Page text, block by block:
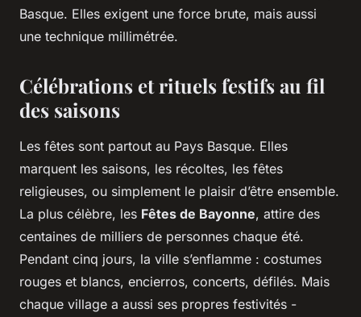
Basque. Elles exigent une force brute, mais aussi
une technique millimétrée.
Célébrations et rituels festifs au fil
des saisons
Les fêtes sont partout au Pays Basque. Elles
marquent les saisons, les récoltes, les fêtes
religieuses, ou simplement le plaisir d’être ensemble.
La plus célèbre, les Fêtes de Bayonne, attire des
centaines de milliers de personnes chaque été.
Pendant cinq jours, la ville s’enflamme : costumes
rouges et blancs, encierros, concerts, défilés. Mais
chaque village a aussi ses propres festivités -